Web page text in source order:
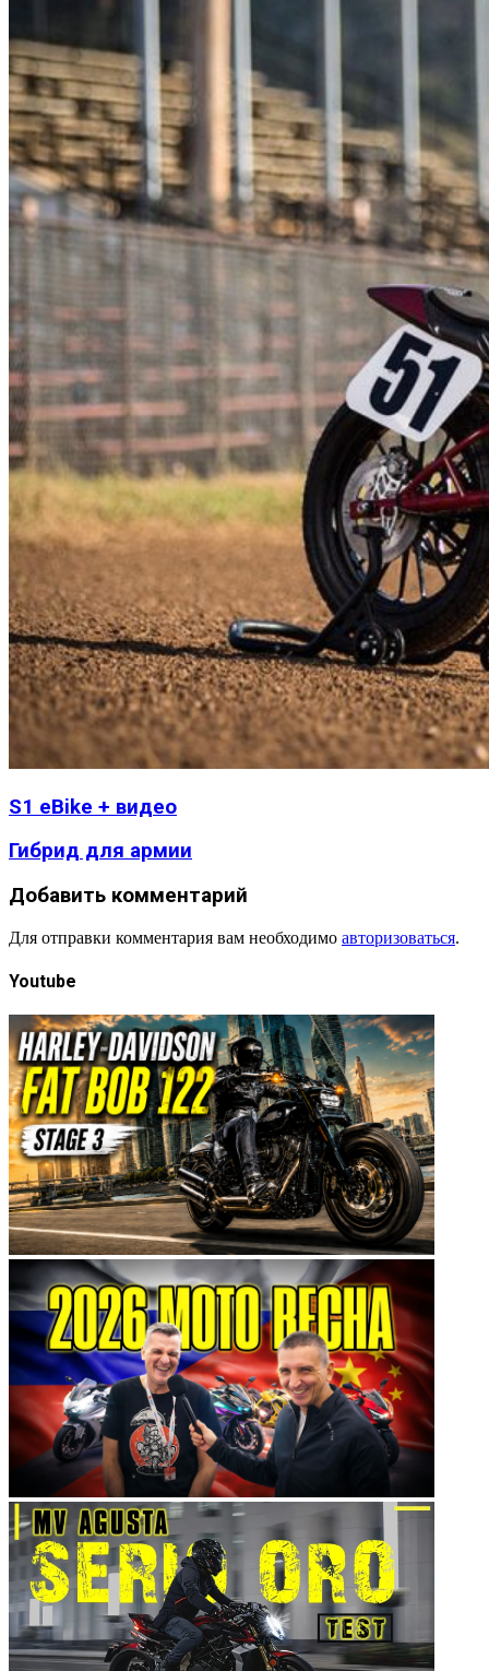
S1 eBike + видео
Гибрид для армии
Добавить комментарий
Для отправки комментария вам необходимо авторизоваться.
Youtube